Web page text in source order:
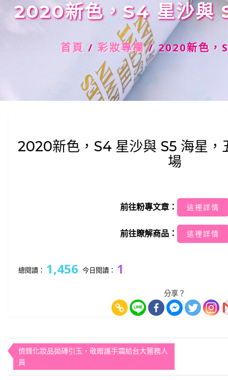
2020新色，S4 星沙與
首頁 / 彩妝專欄/ 2020新色，
2020新色，S4 星沙與 S5 海星，
場
前往粉專文章： 這裡詳情
前往瞭解商品： 這裡詳情
總閱讀： 1,456 今日閱讀： 1
分享？
文
章
儕鋒化妝品拋磚引玉，敬贈護手霜給台大醫務人
員